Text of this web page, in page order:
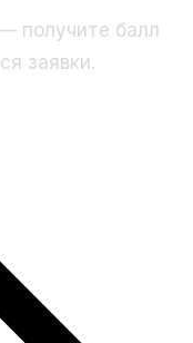
получите балл
заявки.